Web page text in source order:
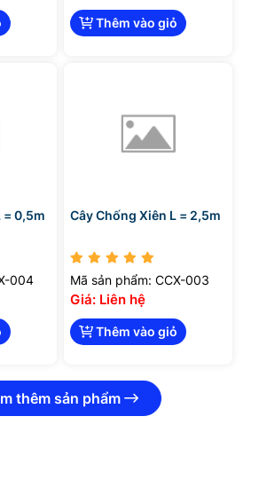
Thêm vào giỏ
= 0,5m
004
Cây Chống Xiên L = 2,5m
Mã sản phẩm: CCX-003
Giá: Liên hệ
Thêm vào giỏ
thêm sản phẩm